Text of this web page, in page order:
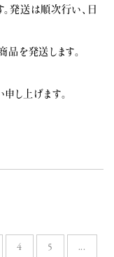
発送は順次行い、日
を発送します。
申し上げます。
4 5 ...